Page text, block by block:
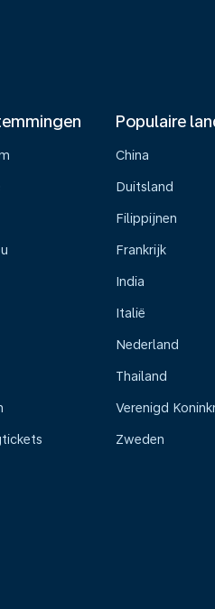
Populaire
China
Duitsland
Filippijnen
Frankrijk
India
Italië
Nederland
Thailand
Verenigd
Zweden